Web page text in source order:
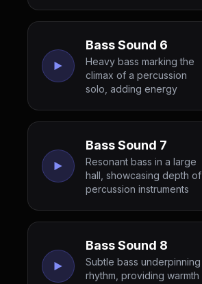
Bass Sound 6
Heavy bass marking the
climax of a percussion
solo, adding energy
Bass Sound 7
Resonant bass in a large
hall, showcasing depth of
percussion instruments
Bass Sound 8
Subtle bass underpinning
rhythm, providing warmth